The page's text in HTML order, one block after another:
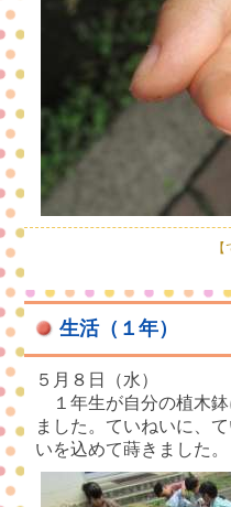
生活（１年）
５月８日（水）
１年生が自分の植木鉢
ました。ていねいに、
いを込めて蒔きました。